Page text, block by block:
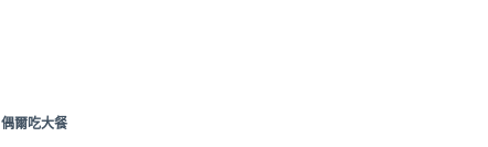
偶爾吃大餐